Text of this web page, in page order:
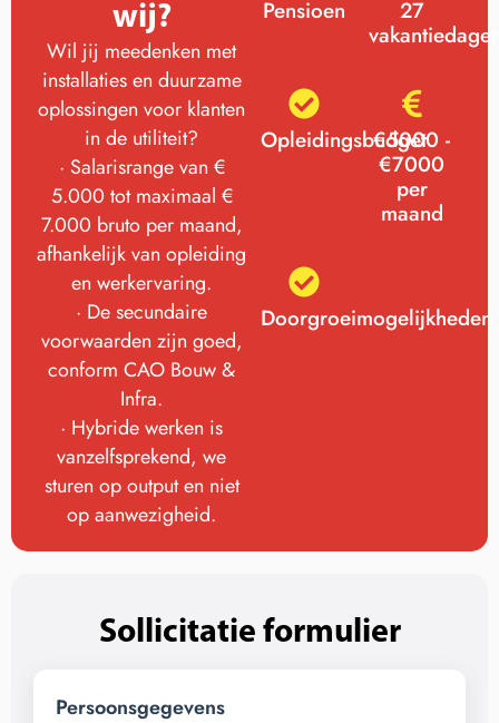
wij?
Wil jij meedenken met
installaties en duurzame
oplossingen voor klanten
in de utiliteit?
· Salarisrange van €
5.000 tot maximaal €
7.000 bruto per maand,
afhankelijk van opleiding
en werkervaring.
· De secundaire
voorwaarden zijn goed,
conform CAO Bouw &
Infra.
· Hybride werken is
vanzelfsprekend, we
sturen op output en niet
op aanwezigheid.
Pensioen
27
Opleidingsbudget
€5000 -
€7000
per
maand
Doorgroeimogelijkheden
Sollicitatie formulier
Persoonsgegevens